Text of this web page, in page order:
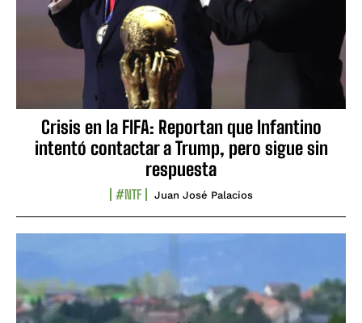
Crisis en la FIFA: Reportan que Infantino
intentó contactar a Trump, pero sigue sin
respuesta
#NTF Juan José Palacios